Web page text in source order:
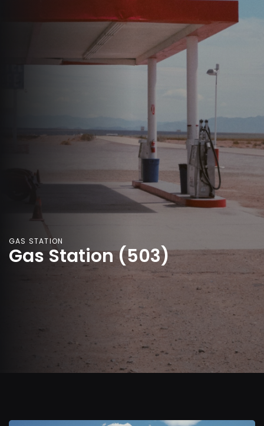
GAS STATION
Gas Station (503)